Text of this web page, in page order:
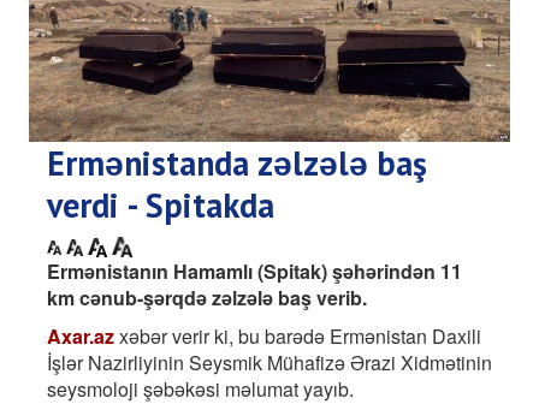
Ermənistanda zəlzələ baş
verdi - Spitakda
Ermənistanın Hamamlı (Spitak) şəhərindən 11
km cənub-şərqdə zəlzələ baş verib.
Axar.azxəbər verir ki, bu barədə Ermənistan Daxili
İşlər Nazirliyinin Seysmik Mühafizə Ərazi Xidmətinin
seysmoloji şəbəkəsi məlumat yayıb.